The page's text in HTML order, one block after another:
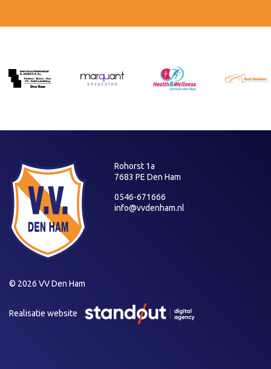
Rohorst 1a
7683 PE Den Ham
0546-671666
info@vvdenham.nl
© 2026 VV Den Ham
Realisatie website